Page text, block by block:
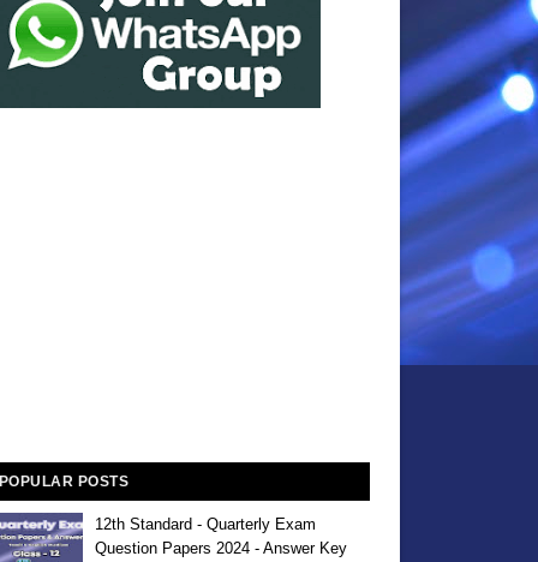
POSTS
12th Standard - Quarterly Exam
Question Papers 2024 - Answer Key